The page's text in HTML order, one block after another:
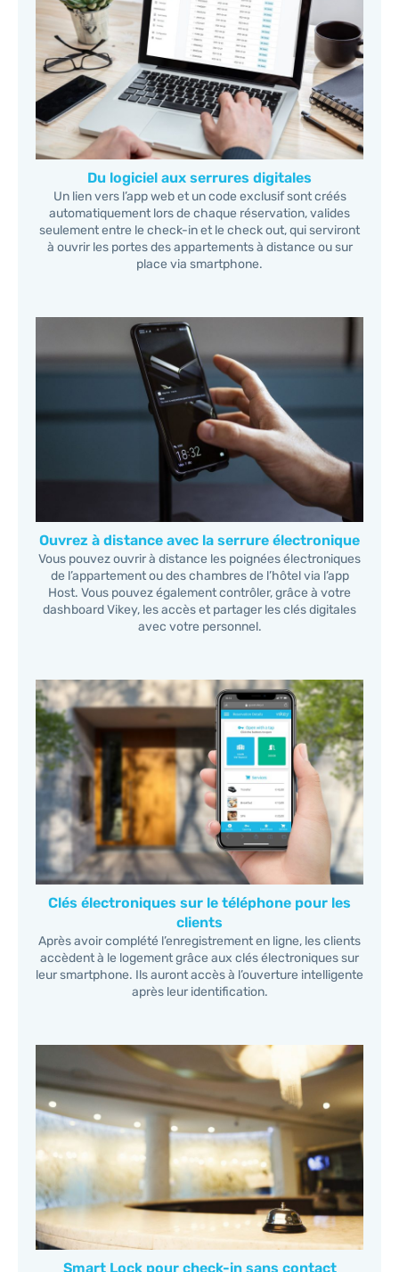
Du logiciel aux serrures digitales
Un lien vers l’app web et un code exclusif sont créés
automatiquement lors de chaque réservation, valides
seulement entre le check-in et le check out, qui serviront
à ouvrir les portes des appartements à distance ou sur
place via smartphone.
Ouvrez à distance avec la serrure électronique
Vous pouvez ouvrir à distance les poignées électroniques
de l’appartement ou des chambres de l’hôtel via l’app
Host. Vous pouvez également contrôler, grâce à votre
dashboard Vikey, les accès et partager les clés digitales
avec votre personnel.
Clés électroniques sur le téléphone pour les
clients
Après avoir complété l’enregistrement en ligne, les clients
accèdent à le logement grâce aux clés électroniques sur
leur smartphone. Ils auront accès à l’ouverture intelligente
après leur identification.
Smart Lock pour check-in sans contact